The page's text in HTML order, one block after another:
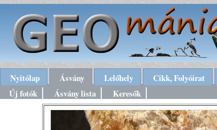
Nyitólap Ásvány Lelőhely
Cikk, Folyóirat
Új fotók
Ásvány lista Keresők